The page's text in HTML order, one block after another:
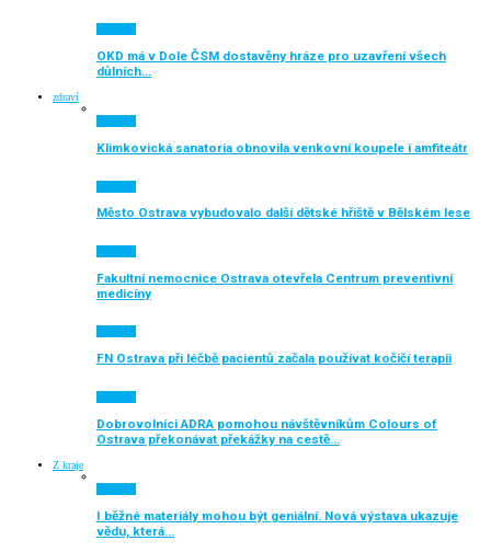
OKD má v Dole ČSM dostavěny hráze pro uzavření všech
důlních…
zdraví
Klimkovická sanatoria obnovila venkovní koupele i amfiteátr
Město Ostrava vybudovalo další dětské hřiště v Bělském lese
Fakultní nemocnice Ostrava otevřela Centrum preventivní
medicíny
FN Ostrava při léčbě pacientů začala používat kočičí terapii
Dobrovolníci ADRA pomohou návštěvníkům Colours of
Ostrava překonávat překážky na cestě…
Z kraje
I běžné materiály mohou být geniální. Nová výstava ukazuje
vědu, která…